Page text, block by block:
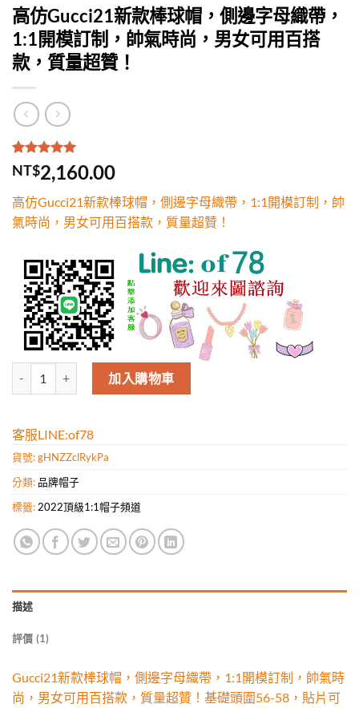
高仿Gucci21新款棒球帽，側邊字母織帶，
1:1開模訂制，帥氣時尚，男女可用百搭
款，質量超贊！
評分5.00 /
5，已有
1
位
分
NT$2,160.00
高仿Gucci21新款棒球帽，側邊字母織帶，1:1開模訂制，帥
氣時尚，男女可用百搭款，質量超贊！
高仿Gucci21新款棒球帽，側邊字母織帶，1:1開模訂制，帥氣時尚，
加入購物車
客服LINE:of78
貨號:gHNZZclRykPa
分類: 品牌帽子
標籤: 2022頂級1:1帽子頻道
描述
評價 (1)
Gucci21新款棒球帽，側邊字母織帶，1:1開模訂制，帥氣時
尚，男女可用百搭款，質量超贊！基礎頭圍56-58，貼片可